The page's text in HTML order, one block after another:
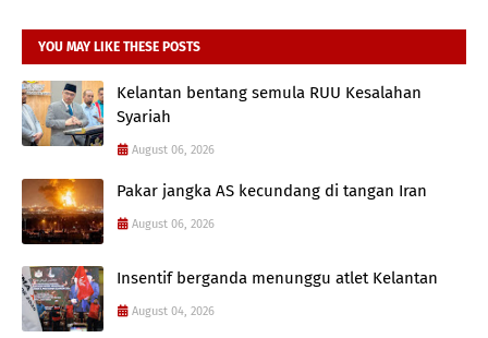
YOU MAY LIKE THESE POSTS
Kelantan bentang semula RUU Kesalahan
Syariah
August 06, 2026
Pakar jangka AS kecundang di tangan Iran
August 06, 2026
Insentif berganda menunggu atlet Kelantan
August 04, 2026